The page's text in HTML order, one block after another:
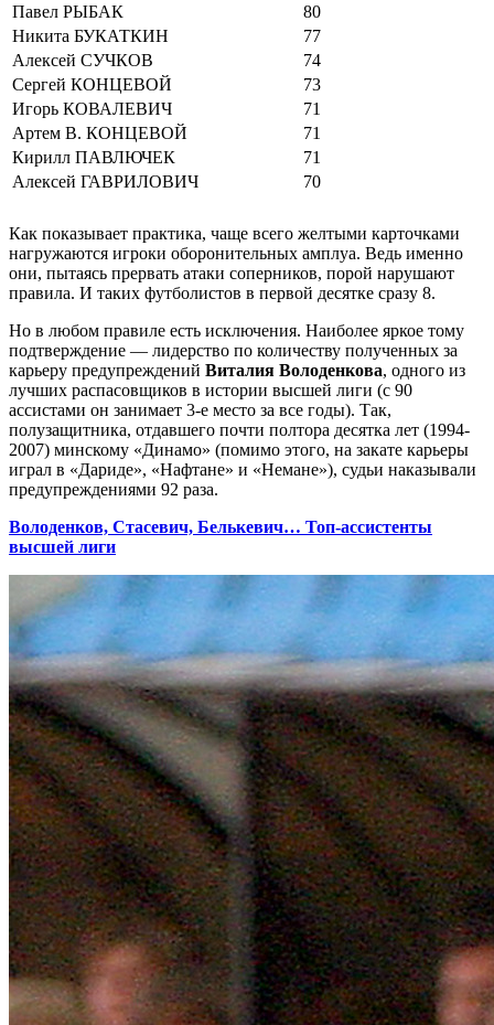
Павел РЫБАК
80
Никита БУКАТКИН
77
Алексей СУЧКОВ
74
Сергей КОНЦЕВОЙ
73
Игорь КОВАЛЕВИЧ
71
Артем В. КОНЦЕВОЙ
71
Кирилл ПАВЛЮЧЕК
71
Алексей ГАВРИЛОВИЧ
70
Как показывает практика, чаще всего желтыми карточками
нагружаются игроки оборонительных амплуа. Ведь именно
они, пытаясь прервать атаки соперников, порой нарушают
правила. И таких футболистов в первой десятке сразу 8.
Но в любом правиле есть исключения. Наиболее яркое тому
подтверждение — лидерство по количеству полученных за
карьеру предупреждений Виталия Володенкова, одного из
лучших распасовщиков в истории высшей лиги (с 90
ассистами он занимает 3-е место за все годы). Так,
полузащитника, отдавшего почти полтора десятка лет (1994-
2007) минскому «Динамо» (помимо этого, на закате карьеры
играл в «Дариде», «Нафтане» и «Немане»), судьи наказывали
предупреждениями 92 раза.
Володенков, Стасевич, Белькевич… Топ-ассистенты
высшей лиги